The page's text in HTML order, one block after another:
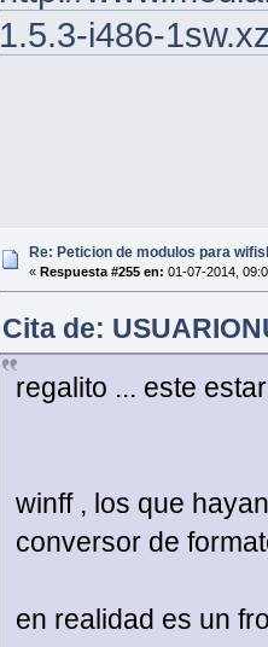
1.5.3-i486-
Re: Peticion de modulos para
« Respuesta #255 en: 01-07-2014,
Cita de:
regalito ... este
winff , los que
conversor de
en realidad es un